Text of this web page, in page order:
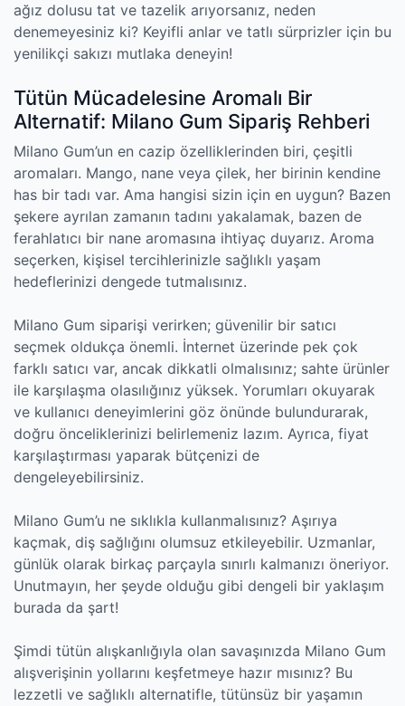
ağız dolusu tat ve tazelik arıyorsanız, neden
denemeyesiniz ki? Keyifli anlar ve tatlı sürprizler için bu
yenilikçi sakızı mutlaka deneyin!
Tütün Mücadelesine Aromalı Bir
Alternatif: Milano Gum Sipariş Rehberi
Milano Gum’un en cazip özelliklerinden biri, çeşitli
aromaları. Mango, nane veya çilek, her birinin kendine
has bir tadı var. Ama hangisi sizin için en uygun? Bazen
şekere ayrılan zamanın tadını yakalamak, bazen de
ferahlatıcı bir nane aromasına ihtiyaç duyarız. Aroma
seçerken, kişisel tercihlerinizle sağlıklı yaşam
hedeflerinizi dengede tutmalısınız.
Milano Gum siparişi verirken; güvenilir bir satıcı
seçmek oldukça önemli. İnternet üzerinde pek çok
farklı satıcı var, ancak dikkatli olmalısınız; sahte ürünler
ile karşılaşma olasılığınız yüksek. Yorumları okuyarak
ve kullanıcı deneyimlerini göz önünde bulundurarak,
doğru önceliklerinizi belirlemeniz lazım. Ayrıca, fiyat
karşılaştırması yaparak bütçenizi de
dengeleyebilirsiniz.
Milano Gum’u ne sıklıkla kullanmalısınız? Aşırıya
kaçmak, diş sağlığını olumsuz etkileyebilir. Uzmanlar,
günlük olarak birkaç parçayla sınırlı kalmanızı öneriyor.
Unutmayın, her şeyde olduğu gibi dengeli bir yaklaşım
burada da şart!
Şimdi tütün alışkanlığıyla olan savaşınızda Milano Gum
alışverişinin yollarını keşfetmeye hazır mısınız? Bu
lezzetli ve sağlıklı alternatifle, tütünsüz bir yaşamın